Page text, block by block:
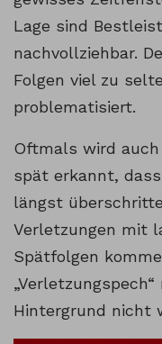
Lage sind
nachvollziehbar.
Folgen viel zu
problematisiert.
Oftmals wird
spät erkannt,
längst
Verletzungen mit
Spätfolgen
Hintergrund nicht